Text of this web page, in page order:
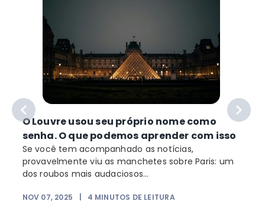
O Louvre usou seu próprio nome como
senha. O que podemos aprender com isso
Se você tem acompanhado as notícias,
provavelmente viu as manchetes sobre Paris: um
dos roubos mais audaciosos...
NOV 07, 2025 4 MINUTOS DE LEITURA